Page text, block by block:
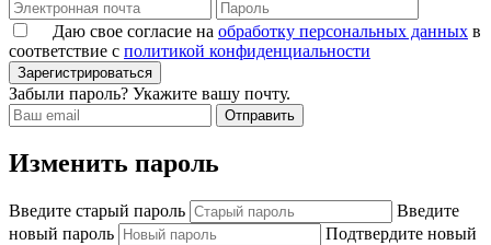
Даю свое согласие на обработку персональных данных в
соответствие с политикой конфиденциальности
Зарегистрироваться
Забыли пароль? Укажите вашу почту.
Отправить
Изменить пароль
Введите старый пароль
Введите
новый пароль
Подтвердите новый